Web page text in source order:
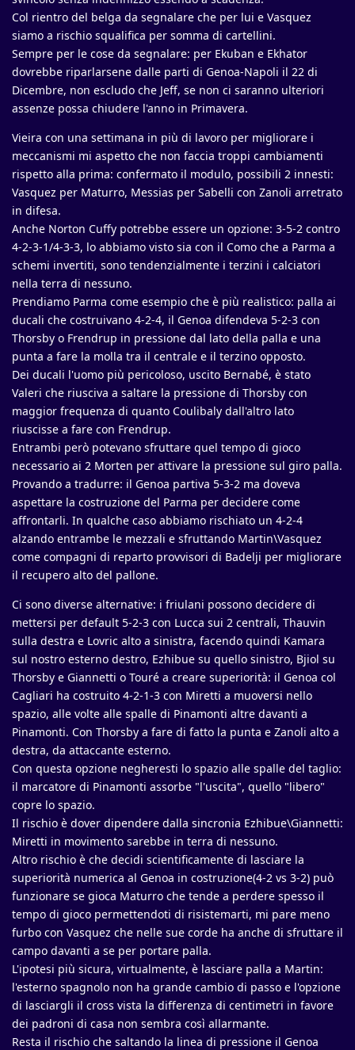
Col rientro del belga da segnalare che per lui e Vasquez
siamo a rischio squalifica per somma di cartellini.
Sempre per le cose da segnalare: per Ekuban e Ekhator
dovrebbe riparlarsene dalle parti di Genoa-Napoli il 22 di
Dicembre, non escludo che Jeff, se non ci saranno ulteriori
assenze possa chiudere l'anno in Primavera.
Vieira con una settimana in più di lavoro per migliorare i
meccanismi mi aspetto che non faccia troppi cambiamenti
rispetto alla prima: confermato il modulo, possibili 2 innesti:
Vasquez per Maturro, Messias per Sabelli con Zanoli arretrato
in difesa.
Anche Norton Cuffy potrebbe essere un opzione: 3-5-2 contro
4-2-3-1/4-3-3, lo abbiamo visto sia con il Como che a Parma a
schemi invertiti, sono tendenzialmente i terzini i calciatori
nella terra di nessuno.
Prendiamo Parma come esempio che è più realistico: palla ai
ducali che costruivano 4-2-4, il Genoa difendeva 5-2-3 con
Thorsby o Frendrup in pressione dal lato della palla e una
punta a fare la molla tra il centrale e il terzino opposto.
Dei ducali l'uomo più pericoloso, uscito Bernabé, è stato
Valeri che riusciva a saltare la pressione di Thorsby con
maggior frequenza di quanto Coulibaly dall'altro lato
riuscisse a fare con Frendrup.
Entrambi però potevano sfruttare quel tempo di gioco
necessario ai 2 Morten per attivare la pressione sul giro palla.
Provando a tradurre: il Genoa partiva 5-3-2 ma doveva
aspettare la costruzione del Parma per decidere come
affrontarli. In qualche caso abbiamo rischiato un 4-2-4
alzando entrambe le mezzali e sfruttando Martin\Vasquez
come compagni di reparto provvisori di Badelji per migliorare
il recupero alto del pallone.
Ci sono diverse alternative: i friulani possono decidere di
mettersi per default 5-2-3 con Lucca sui 2 centrali, Thauvin
sulla destra e Lovric alto a sinistra, facendo quindi Kamara
sul nostro esterno destro, Ezhibue su quello sinistro, Bjiol su
Thorsby e Giannetti o Touré a creare superiorità: il Genoa col
Cagliari ha costruito 4-2-1-3 con Miretti a muoversi nello
spazio, alle volte alle spalle di Pinamonti altre davanti a
Pinamonti. Con Thorsby a fare di fatto la punta e Zanoli alto a
destra, da attaccante esterno.
Con questa opzione negheresti lo spazio alle spalle del taglio:
il marcatore di Pinamonti assorbe "l'uscita", quello "libero"
copre lo spazio.
Il rischio è dover dipendere dalla sincronia Ezhibue\Giannetti:
Miretti in movimento sarebbe in terra di nessuno.
Altro rischio è che decidi scientificamente di lasciare la
superiorità numerica al Genoa in costruzione(4-2 vs 3-2) può
funzionare se gioca Maturro che tende a perdere spesso il
tempo di gioco permettendoti di risistemarti, mi pare meno
furbo con Vasquez che nelle sue corde ha anche di sfruttare il
campo davanti a se per portare palla.
L'ipotesi più sicura, virtualmente, è lasciare palla a Martin:
l'esterno spagnolo non ha grande cambio di passo e l'opzione
di lasciargli il cross vista la differenza di centimetri in favore
dei padroni di casa non sembra così allarmante.
Resta il rischio che saltando la linea di pressione il Genoa